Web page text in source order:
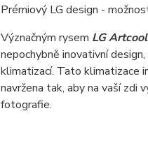
Prémiový LG design -
Význačným rysem LG
nepochybně inovativní
klimatizací. Tato klimatizace
navržena tak, aby na vaší zdi
fotografie.